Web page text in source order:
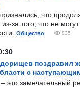
что
за того, что не
Общество 835
поздравил
с
это замечательный